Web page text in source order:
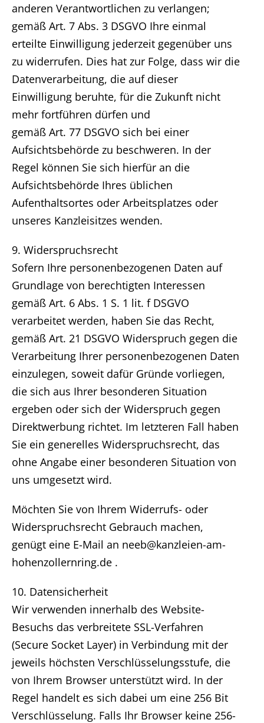
anderen Verantwortlichen zu verlangen;
gemäß Art. 7 Abs. 3 DSGVO Ihre einmal
erteilte Einwilligung jederzeit gegenüber uns
zu widerrufen. Dies hat zur Folge, dass wir die
Datenverarbeitung, die auf dieser
Einwilligung beruhte, für die Zukunft nicht
mehr fortführen dürfen und
gemäß Art. 77 DSGVO sich bei einer
Aufsichtsbehörde zu beschweren. In der
Regel können Sie sich hierfür an die
Aufsichtsbehörde Ihres üblichen
Aufenthaltsortes oder Arbeitsplatzes oder
unseres Kanzleisitzes wenden.
9. Widerspruchsrecht
Sofern Ihre personenbezogenen Daten auf
Grundlage von berechtigten Interessen
gemäß Art. 6 Abs. 1 S. 1 lit. f DSGVO
verarbeitet werden, haben Sie das Recht,
gemäß Art. 21 DSGVO Widerspruch gegen die
Verarbeitung Ihrer personenbezogenen Daten
einzulegen, soweit dafür Gründe vorliegen,
die sich aus Ihrer besonderen Situation
ergeben oder sich der Widerspruch gegen
Direktwerbung richtet. Im letzteren Fall haben
Sie ein generelles Widerspruchsrecht, das
ohne Angabe einer besonderen Situation von
uns umgesetzt wird.
Möchten Sie von Ihrem Widerrufs- oder
Widerspruchsrecht Gebrauch machen,
genügt eine E-Mail an neeb@kanzleien-am-
hohenzollernring.de .
10. Datensicherheit
Wir verwenden innerhalb des Website-
Besuchs das verbreitete SSL-Verfahren
(Secure Socket Layer) in Verbindung mit der
jeweils höchsten Verschlüsselungsstufe, die
von Ihrem Browser unterstützt wird. In der
Regel handelt es sich dabei um eine 256 Bit
Verschlüsselung. Falls Ihr Browser keine 256-